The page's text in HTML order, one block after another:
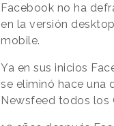
Facebook no ha
en la versión
mobile.
Ya en sus inicios
se eliminó hace una
Newsfeed todos los